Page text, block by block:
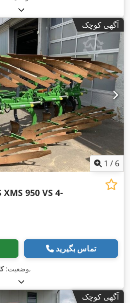
آگهی کوچک
1 / 6
XMS 950 VS 4-
تماس بگیرید
وضعیت:,
آگهی کوچک